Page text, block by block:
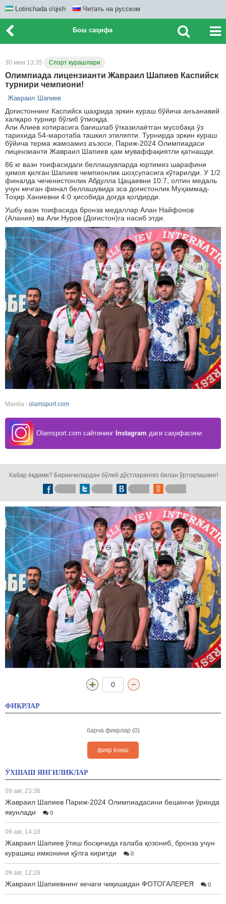
Lotinchada o'qish Читать на русском
Бош саҳифа
30 июн 13:35 Спорт курашлари
Олимпиада лицензианти Жавраил Шапиев Каспийск
турнири чемпиони!
Жавраил Шапиев
Доғистоннинг Каспийск шаҳрида эркин кураш бўйича анъанавий
халқаро турнир бўлиб ўтмоқда.
Али Алиев хотирасига бағишлаб ўтказилаётган мусобақа ўз
тарихида 54-маротаба ташкил этиляпти. Турнирда эркин кураш
бўйича терма жамоамиз аъзоси, Париж-2024 Олимпиадаси
лицензианти Жавраил Шапиев ҳам муваффақиятли қатнашди.
86 кг вазн тоифасидаги беллашувларда юртимиз шарафини
ҳимоя қилган Шапиев чемпионлик шоҳсупасига кўтарилди. У 1/2
финалда чеченистонлик Абдулла Цацаевни 10:7, олтин медаль
учун кечган финал беллашувида эса доғистонлик Муҳаммад-
Тоҳир Ханиевни 4:0 ҳисобида доғда қолдирди.
Ушбу вазн тоифасида бронза медаллар Алан Найфонов
(Алания) ва Али Нуров (Доғистон)га насиб этди.
Манба : olamsport.com
Olamsport.com сайтининг Instagram даги саҳифасини
Хабар ёқдими? Биринчилардан бўлиб дўстларингиз билан ўртоқлашинг!
0
ФИКРЛАР
барча фикрлар (0)
фикр ёзиш
ЎХШАШ ЯНГИЛИКЛАР
09 авг, 23:36
Жавраил Шапиев Париж-2024 Олимпиадасини бешинчи ўринда
якунлади
0
09 авг, 14:18
Жавраил Шапиев ўтиш босқичида ғалаба қозониб, бронза учун
курашиш имконини қўлга киритди
0
09 авг, 12:28
Жавраил Шапиевнинг кечаги чиқишидан ФОТОГАЛЕРЕЯ 0